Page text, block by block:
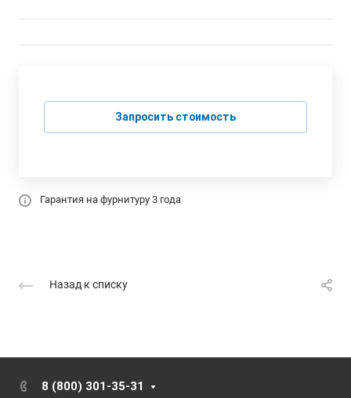
Запросить стоимость
Гарантия на фурнитуру 3 года
Назад к списку
8 (800) 301-35-31